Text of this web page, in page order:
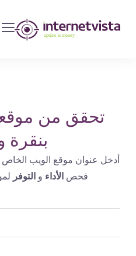
مراقبة
مواقع
الويب
الإنترنت
التشغيل
تحقق من
بنقرة
أدخل عنوان موقع الويب الخاص
فحصالأداءو التوفر